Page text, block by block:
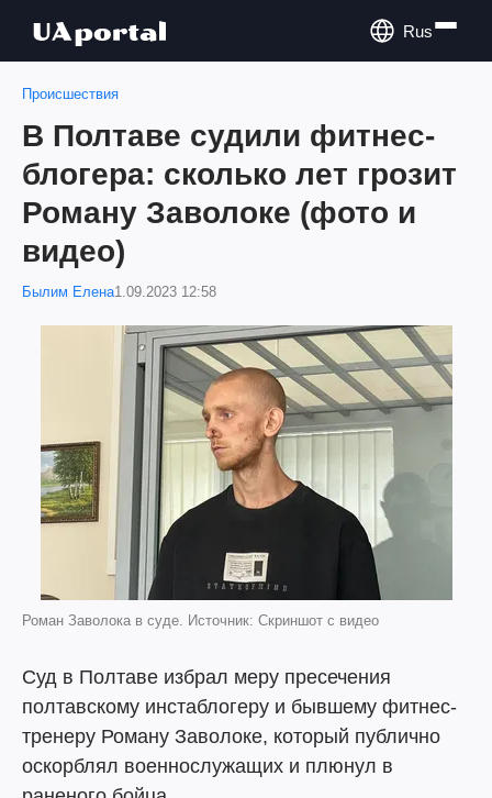
Rus
Происшествия
В Полтаве судили фитнес-
блогера: сколько лет грозит
Роману Заволоке (фото и
видео)
Былим Елена1.09.2023 12:58
Роман Заволока в суде. Источник: Скриншот с видео
Суд в Полтаве избрал меру пресечения
полтавскому инстаблогеру и бывшему фитнес-
тренеру Роману Заволоке, который публично
оскорблял военнослужащих и плюнул в